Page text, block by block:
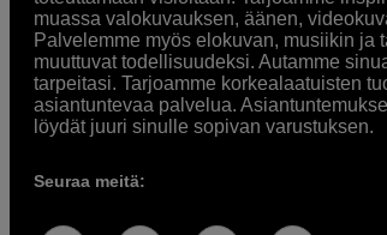
muassa valokuvauksen, äänen,
Palvelemme myös elokuvan, musiikin
muuttuvat todellisuudeksi. Autamme
tarpeitasi. Tarjoamme korkealaatuisten
asiantuntevaa palvelua.
löydät juuri sinulle sopivan varustuksen.
Seuraa meitä: